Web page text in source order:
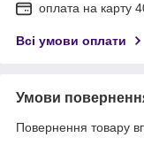
оплата на карту
Всі умови оплати
Умови
Повернення товару